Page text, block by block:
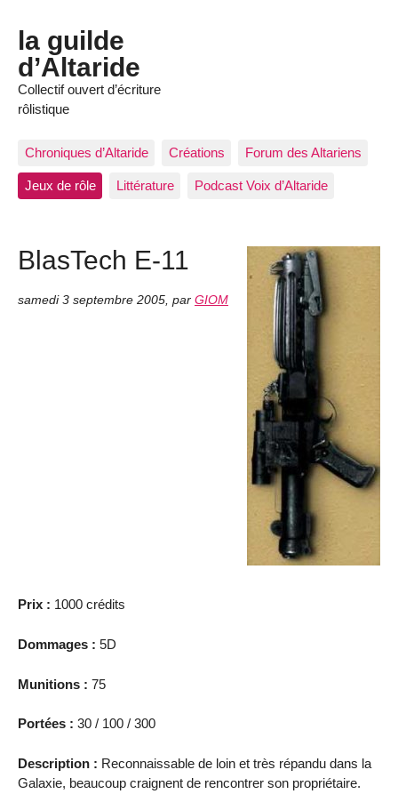
la guilde
d’Altaride
Collectif ouvert d’écriture
rôlistique
Chroniques d’Altaride Créations Forum des Altariens
Jeux de rôle Littérature Podcast Voix d’Altaride
BlasTech E-11
samedi 3 septembre 2005 par GIOM
Prix : 1000 crédits
Dommages : 5D
Munitions : 75
Portées : 30 / 100 / 300
Description : Reconnaissable de loin et très répandu dans la
Galaxie, beaucoup craignent de rencontrer son propriétaire.